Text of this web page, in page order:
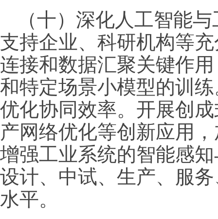
（十）深化人工智能
支持企业、科研机构等
连接和数据汇聚关键作
和特定场景小模型的训
优化协同效率。开展创
产网络优化等创新应用
增强工业系统的智能感
设计、中试、生产、服
水平。